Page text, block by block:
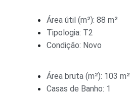
Área útil (m²): 88 m²
Tipologia: T2
Condição: Novo
Área bruta (m²): 103 m²
Casas de Banho: 1